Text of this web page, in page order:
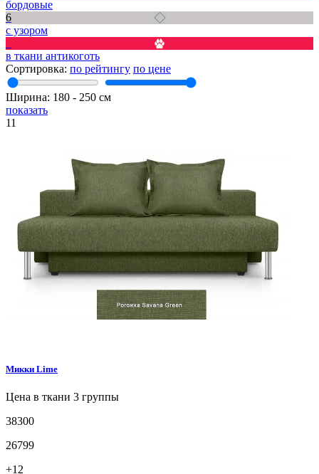
бордовые
6
с узором
в ткани антикоготь
Сортировка: по рейтингу по цене
Ширина: 180 ‐ 250 см
показать
11
Микки Lime
Цена в ткани 3 группы
38300
26799
+12